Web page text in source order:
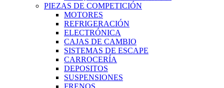
PIEZAS DE COMPETICIÓN
MOTORES
REFRIGERACIÓN
ELECTRÓNICA
CAJAS DE CAMBIO
SISTEMAS DE ESCAPE
CARROCERÍA
DEPOSITOS
SUSPENSIONES
FRENOS